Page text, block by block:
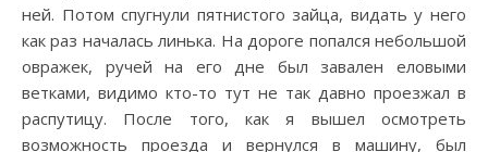
ней. Потом спугнули пятнистого зайца, видать у него
как раз началась линька. На дороге попался небольшой
овражек, ручей на его дне был завален еловыми
ветками, видимо кто-то тут не так давно проезжал в
распутицу. После того, как я вышел осмотреть
возможность проезда и вернулся в машину, был